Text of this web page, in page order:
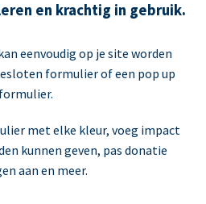
en krachtig in gebruik.
eenvoudig op je site worden
formulier of een pop up
formulier.
met elke kleur, voeg impact
kunnen geven, pas donatie
aan en meer.